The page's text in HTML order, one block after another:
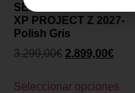
SENSA GIULIA GRAVEL
XP PROJECT Z 2027-
Polish Gris
3.299,00€ 2.899,00€
Seleccionar opciones